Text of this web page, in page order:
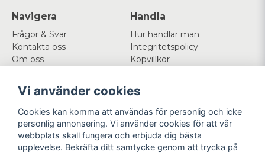
Navigera
Frågor & Svar
Kontakta oss
Om oss
Handla
Hur handlar man
Integritetspolicy
Köpvillkor
Mitt konto
Logga in
Registrera dig
Glömt lösenord?
Följ oss
Facebook
Instagram
Vi använder cookies
Cookies kan komma att användas för personlig och icke
personlig annonsering. Vi använder cookies för att vår
webbplats skall fungera och erbjuda dig bästa
upplevelse. Bekräfta ditt samtycke genom att trycka på